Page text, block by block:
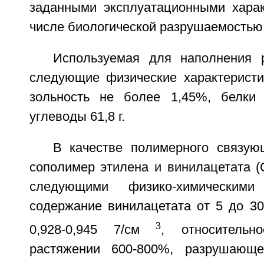
заданными эксплуатационными
числе биологической
Используемая для наполнения
следующие физические
зольность не более 1,45%,
углеводы 61,8 г.
В качестве полимерного
сополимер этилена и
следующими физико-химическими
содержание винилацетата от 5 до
0,928-0,945 7/см 3,
растяжении 600-800%,